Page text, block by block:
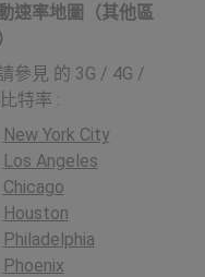
速率地圖（其他區
參見 的 3G / 4G /
特率 :
New York City
Los Angeles
Chicago
Houston
Philadelphia
Phoenix